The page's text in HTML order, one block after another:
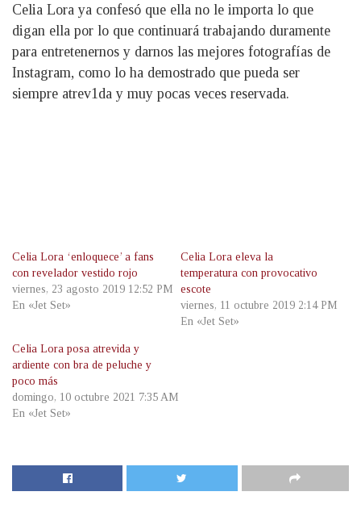
Celia Lora ya confesó que ella no le importa lo que
digan ella por lo que continuará trabajando duramente
para entretenernos y darnos las mejores fotografías de
Instagram, como lo ha demostrado que pueda ser
siempre atrev1da y muy pocas veces reservada.
Celia Lora ‘enloquece’ a fans
con revelador vestido rojo
viernes, 23 agosto 2019 12:52 PM
En «Jet Set»
Celia Lora eleva la
temperatura con provocativo
escote
viernes, 11 octubre 2019 2:14 PM
En «Jet Set»
Celia Lora posa atrevida y
ardiente con bra de peluche y
poco más
domingo, 10 octubre 2021 7:35 AM
En «Jet Set»